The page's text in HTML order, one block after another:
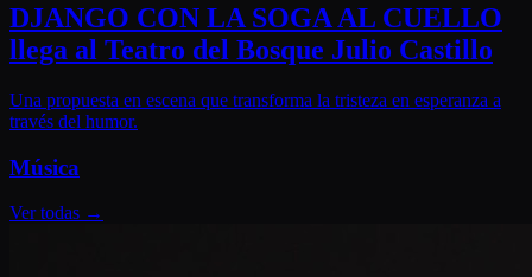
DJANGO CON LA SOGA AL CUELLO
llega al Teatro del Bosque Julio Castillo
Una propuesta en escena que transforma la tristeza en esperanza a
través del humor.
Música
Ver todas →